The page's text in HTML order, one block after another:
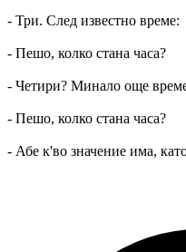
- Три. След известно време:
- Пешо, колко стана часа?
- Четири? Минало още
- Пешо, колко стана часа?
- Абе к'во значение има,